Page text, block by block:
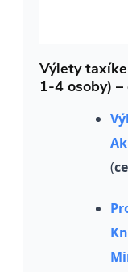
Výlety
1-4 osoby) –
(